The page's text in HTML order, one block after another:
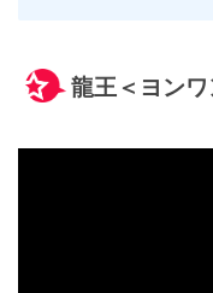
龍王＜ヨン